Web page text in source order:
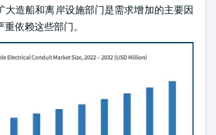
大造船和离岸设施部门是需求增加的主要因
依赖这些部门。